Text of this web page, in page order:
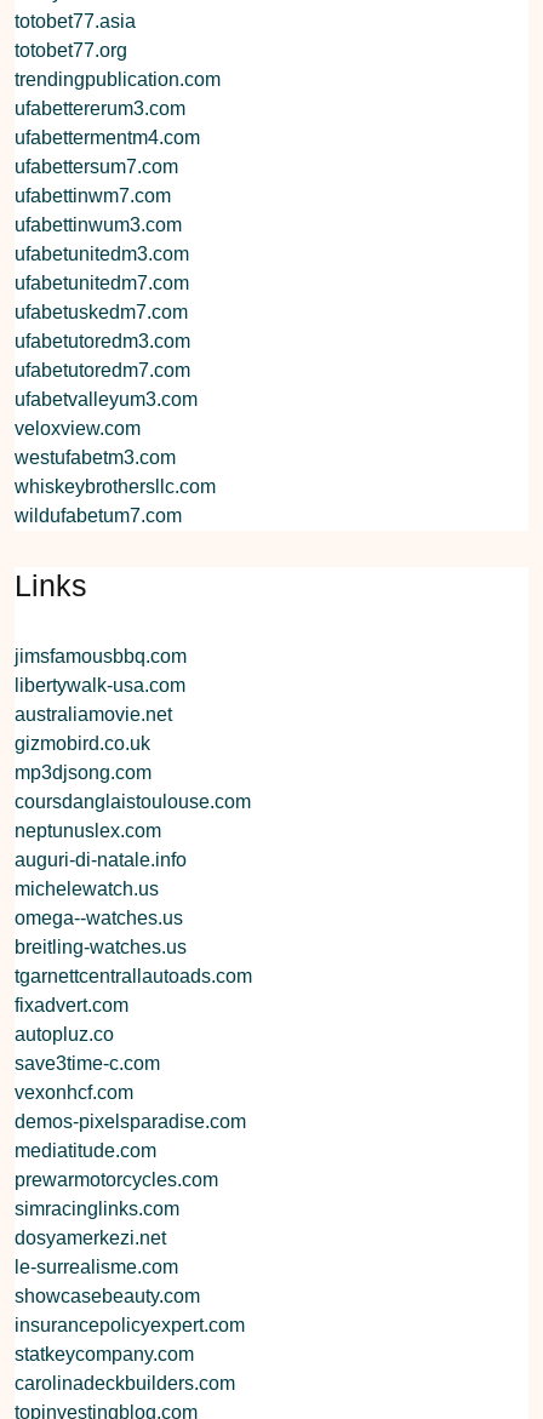
totobet77.asia
totobet77.org
trendingpublication.com
ufabettererum3.com
ufabettermentm4.com
ufabettersum7.com
ufabettinwm7.com
ufabettinwum3.com
ufabetunitedm3.com
ufabetunitedm7.com
ufabetuskedm7.com
ufabetutoredm3.com
ufabetutoredm7.com
ufabetvalleyum3.com
veloxview.com
westufabetm3.com
whiskeybrothersllc.com
wildufabetum7.com
Links
jimsfamousbbq.com
libertywalk-usa.com
australiamovie.net
gizmobird.co.uk
mp3djsong.com
coursdanglaistoulouse.com
neptunuslex.com
auguri-di-natale.info
michelewatch.us
omega--watches.us
breitling-watches.us
tgarnettcentrallautoads.com
fixadvert.com
autopluz.co
save3time-c.com
vexonhcf.com
demos-pixelsparadise.com
mediatitude.com
prewarmotorcycles.com
simracinglinks.com
dosyamerkezi.net
le-surrealisme.com
showcasebeauty.com
insurancepolicyexpert.com
statkeycompany.com
carolinadeckbuilders.com
topinvestingblog.com